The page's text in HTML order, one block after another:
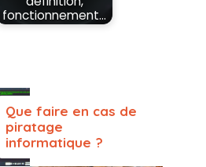
fonctionnement…
Que faire en cas de
piratage
informatique ?